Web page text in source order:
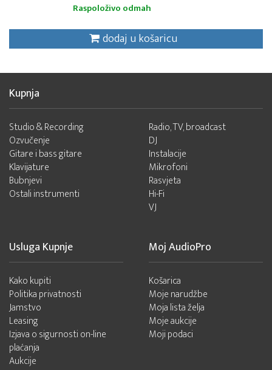
Raspoloživo odmah
dodaj u košaricu
Kupnja
Studio & Recording
Ozvučenje
Gitare i bass gitare
Klavijature
Bubnjevi
Ostali instrumenti
Radio, TV, broadcast
DJ
Instalacije
Mikrofoni
Rasvjeta
Hi-Fi
VJ
Usluga Kupnje
Kako kupiti
Politika privatnosti
Jamstvo
Leasing
Izjava o sigurnosti on-line
plaćanja
Aukcije
Moj AudioPro
Košarica
Moje narudžbe
Moja lista želja
Moje aukcije
Moji podaci